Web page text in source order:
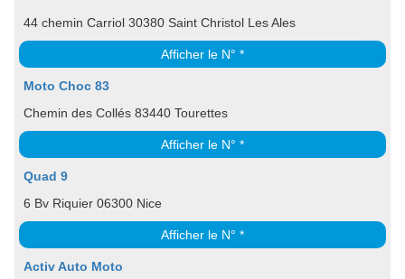
44 chemin Carriol 30380 Saint Christol Les Ales
Afficher le N° *
Moto Choc 83
Chemin des Collés 83440 Tourettes
Afficher le N° *
Quad 9
6 Bv Riquier 06300 Nice
Afficher le N° *
Activ Auto Moto